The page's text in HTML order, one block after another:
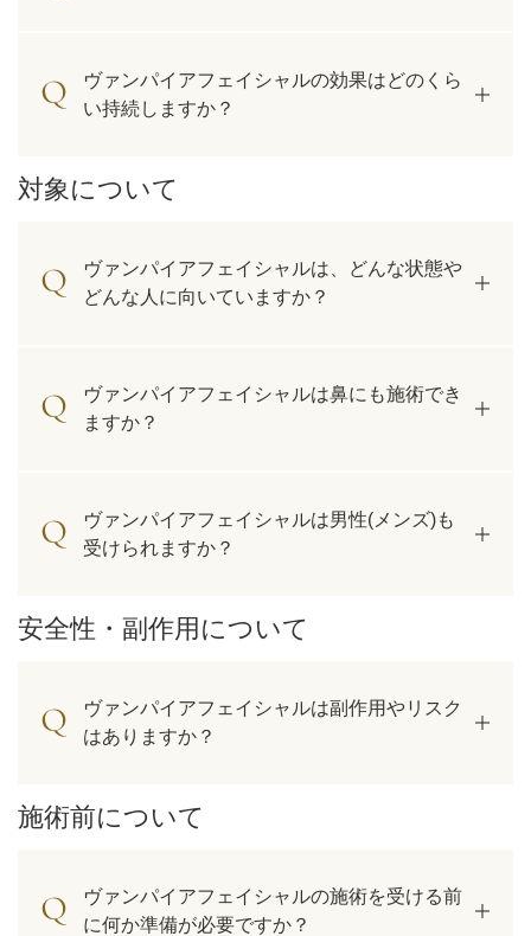
ヴァンパイアフェイシャルの効果はどのくら
い持続しますか？
対象について
ヴァンパイアフェイシャルは、どんな状態や
どんな人に向いていますか？
ヴァンパイアフェイシャルは鼻にも施術でき
ますか？
ヴァンパイアフェイシャルは男性(メンズ)も
受けられますか？
安全性・副作用について
ヴァンパイアフェイシャルは副作用やリスク
はありますか？
施術前について
ヴァンパイアフェイシャルの施術を受ける前
に何か準備が必要ですか？